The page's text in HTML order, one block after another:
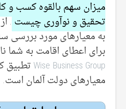
میزان سهم بالقوه کسب و
تحقیق و نوآوری چیست.
به معیارهای مورد بررسی
برای اعطای اقامت به شما
Wise Business Groupتطبیق
معیار‌های دولت آلمان است.